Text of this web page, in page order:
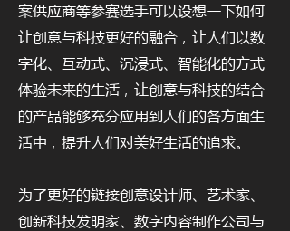
案供应商等参赛选手可以设想一下如何
让创意与科技更好的融合，让人们以数
字化、互动式、沉浸式、智能化的方式
体验未来的生活，让创意与科技的结合
的产品能够充分应用到人们的各方面生
活中，提升人们对美好生活的追求。
为了更好的链接创意设计师、艺术家、
创新科技发明家、数字内容制作公司与